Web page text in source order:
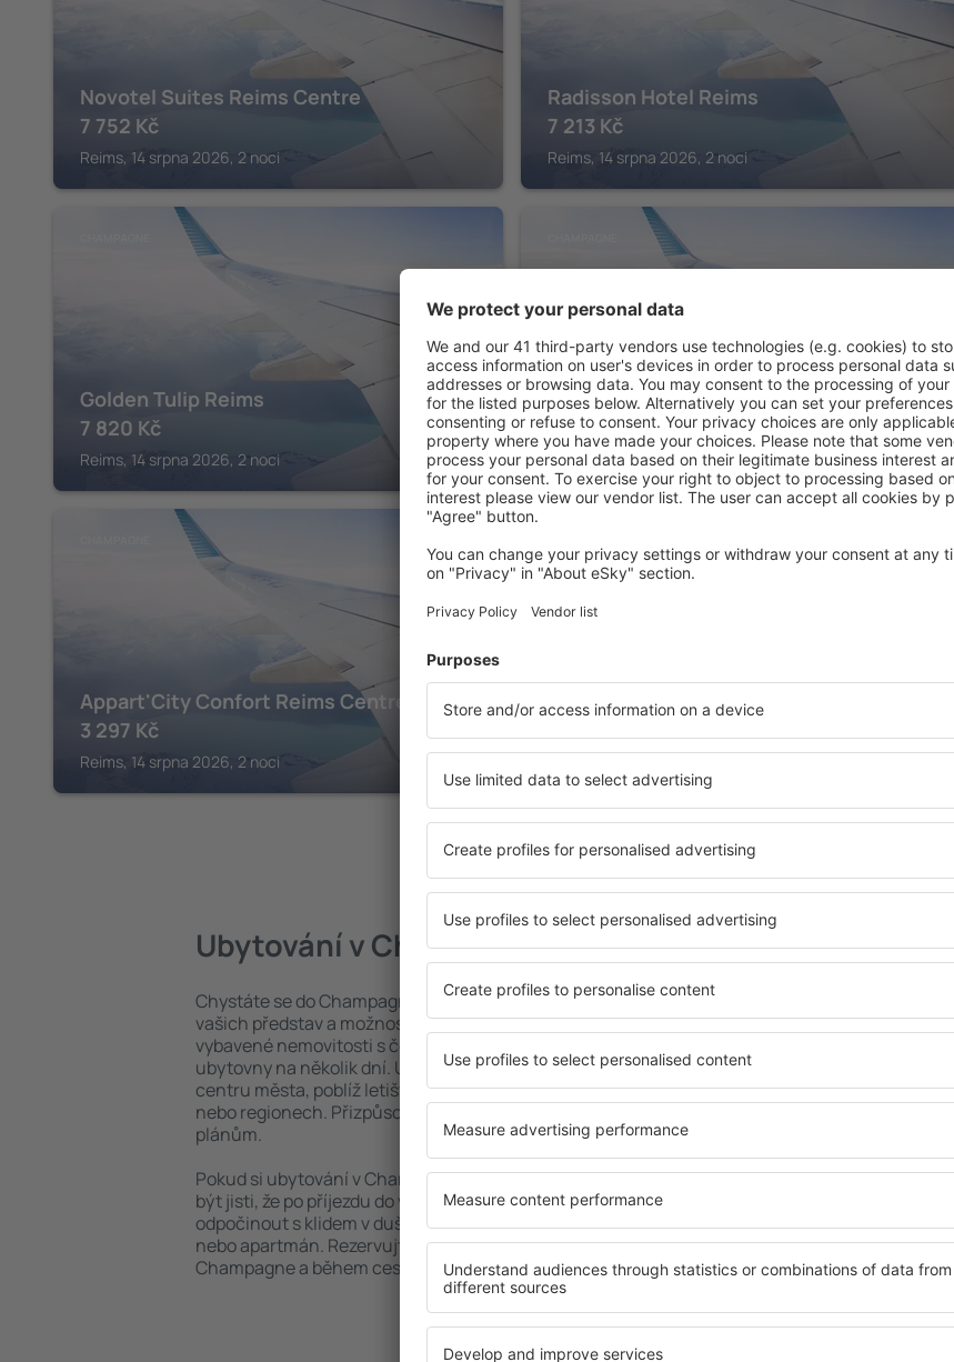
Novotel Suites Reims Centre
7 752 Kč
Reims, 14 srpna 2026, 2 noci
Radisson Hotel Reims
7 213 Kč
Reims, 14 srpna 2026, 2 noci
Golden Tulip Reims
7 820 Kč
Reims, 14 srpna 2026, 2 noci
Hotel des Arcades
4 716 Kč
Reims, 14 srpna 2026, 2 noci
Appart'City Confort Reims Centre
3 297 Kč
Reims, 14 srpna 2026, 2 noci
Hotel Europe and SPA
Podívejte se na další nabídky v Champagne
Ubytování v Champagne
Chystáte se do Champagne? Najděte si ubytování přesně podle
vašich představ a možností. Můžete využít prostorné, komfortně
vybavené nemovitosti s četnými vymoženostmi, jakož i levné
ubytovny na několik dní. Ubytování v Champagne je dostupné v
centru města, poblíž letiště i v méně vyhledávaných okresech
nebo regionech. Přizpůsobte ubytování vašim potřebám a dalším
plánům.
Pokud si ubytování v Champagne zarezervujete včas, můžete si
být jisti, že po příjezdu do vaší destinace si budete moci
odpočinout s klidem v duši a bez toho, abyste museli hledat hotel
nebo apartmán. Rezervujte si ubytování před odjezdem do
Champagne a během cesty si užijete uvolněnou atmosféru.
v Champagne si
jednotlivce, páry,
možnost přenocovat
penzionech – v
Champagne. Mezi
veřejná doprava,
Všechno nezbytné
dlani!
Pokud toužíte po
Dokonalá dovolená
že budete nadmíru
rezervovat v
handicapované
malými dětmi a